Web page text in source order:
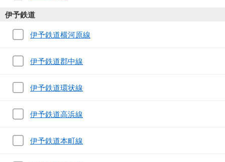
伊予鉄道
伊予鉄道横河原線
伊予鉄道郡中線
伊予鉄道環状線
伊予鉄道高浜線
伊予鉄道本町線